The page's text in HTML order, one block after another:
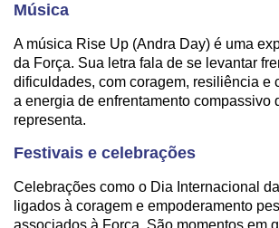
Música
A música Rise Up (Andra Day) é uma
da Força. Sua letra fala de se levantar
dificuldades, com coragem, resiliência e
a energia de enfrentamento compassivo
representa.
Festivais e celebrações
Celebrações como o Dia Internacional
ligados à coragem e empoderamento